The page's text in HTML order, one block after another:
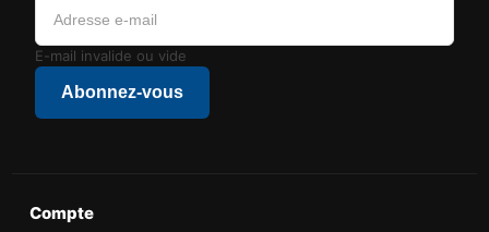
E-mail invalide ou vide
Abonnez-vous
Compte